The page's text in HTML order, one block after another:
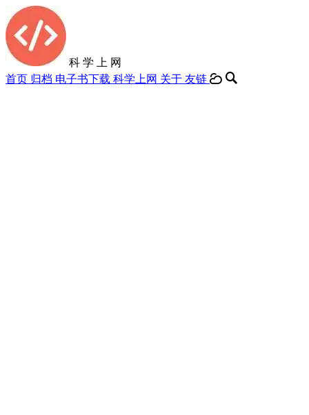
科 学 上 网
首页 归档 电子书下载 科学上网 关于 友链